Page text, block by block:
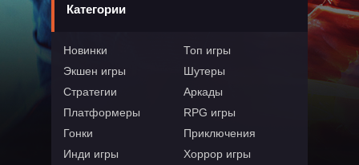
Категории
Новинки
Топ игры
Экшен игры
Шутеры
Стратегии
Аркады
Платформеры
RPG игры
Гонки
Приключения
Инди игры
Хоррор игры